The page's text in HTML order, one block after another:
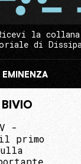
la collana
di
-
il primo